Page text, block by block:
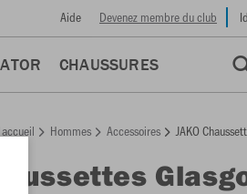
Aide Devenez membre du club
CHAUSSURES
Hommes Accessoires JAKO